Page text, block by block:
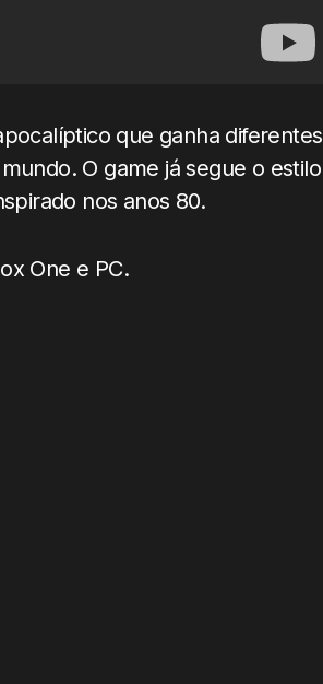
que ganha diferentes
O game já segue o estilo
nos anos 80.
One e PC.